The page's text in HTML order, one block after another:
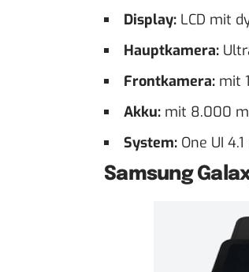
Display: LCD mit
Hauptkamera:
Frontkamera: mit
Akku: mit 8.000
System: One UI
Samsung